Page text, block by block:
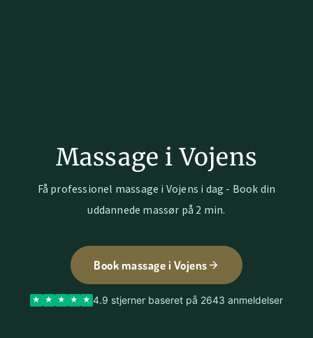
Massage i Vojens
Få professionel massage i Vojens i dag - Book din
uddannede massør på 2 min.
Book massage i Vojens
4.9 stjerner baseret på 2643 anmeldelser